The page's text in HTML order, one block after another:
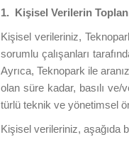
1. Kişisel Verilerin
Kişisel verileriniz,
sorumlu çalışanları
Ayrıca, Teknopark ile
olan süre kadar, basılı
türlü teknik ve yönetimsel
Kişisel verileriniz, aşağıda